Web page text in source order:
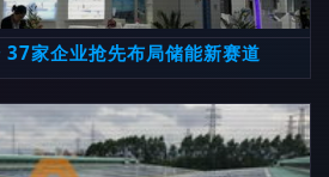
家企业抢先布局储能新赛道